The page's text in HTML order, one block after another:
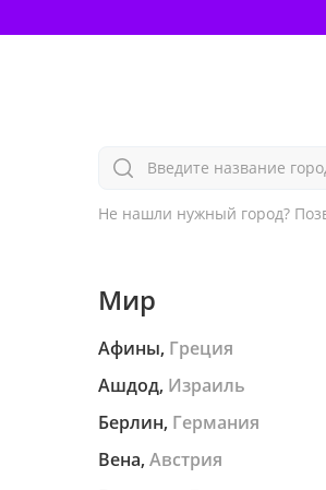
Введите название
Мир
Афины, Греция
Ашдод, Израиль
Берлин, Германия
Вена, Австрия
Не нашли нужный город?